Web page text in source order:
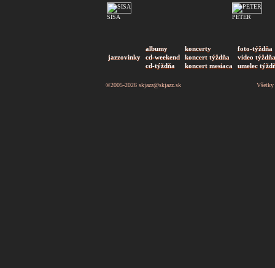
SISA PETER
jazzovinky
albumy koncerty
foto-týždňa
cd-weekend
koncert týždňa
video týždňa
cd-týždňa
koncert mesiaca umelec
©2005-2026 skjazz@skjazz.sk Všetky